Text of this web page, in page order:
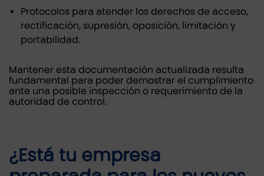
Protocolos para atender los derechos de acceso,
rectificación, supresión, oposición, limitación y
portabilidad.
Mantener esta documentación actualizada resulta
fundamental para poder demostrar el cumplimiento
ante una posible inspección o requerimiento de la
autoridad de control.
¿Está tu empresa